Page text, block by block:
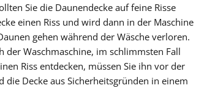
Sie die Daunendecke auf feine Risse
einen Riss und wird dann in der Maschine
gehen während der Wäsche verloren.
der Waschmaschine, im schlimmsten Fall
Riss entdecken, müssen Sie ihn vor der
Decke aus Sicherheitsgründen in einem